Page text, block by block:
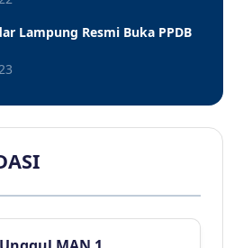
Lampung Resmi Buka PPDB